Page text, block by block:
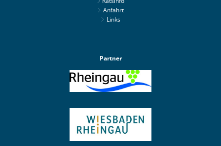
Anfahrt
Links
Partner